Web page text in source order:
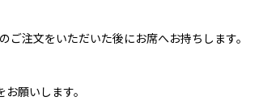
注文をいただいた後にお席へお持ちします。
願いします。